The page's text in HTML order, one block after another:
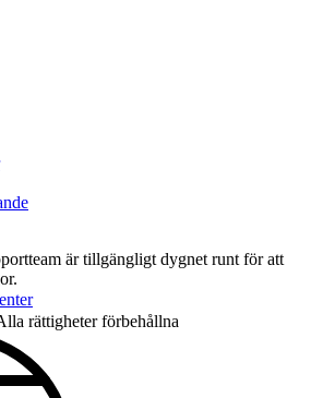
är tillgängligt dygnet runt för att
rättigheter förbehållna